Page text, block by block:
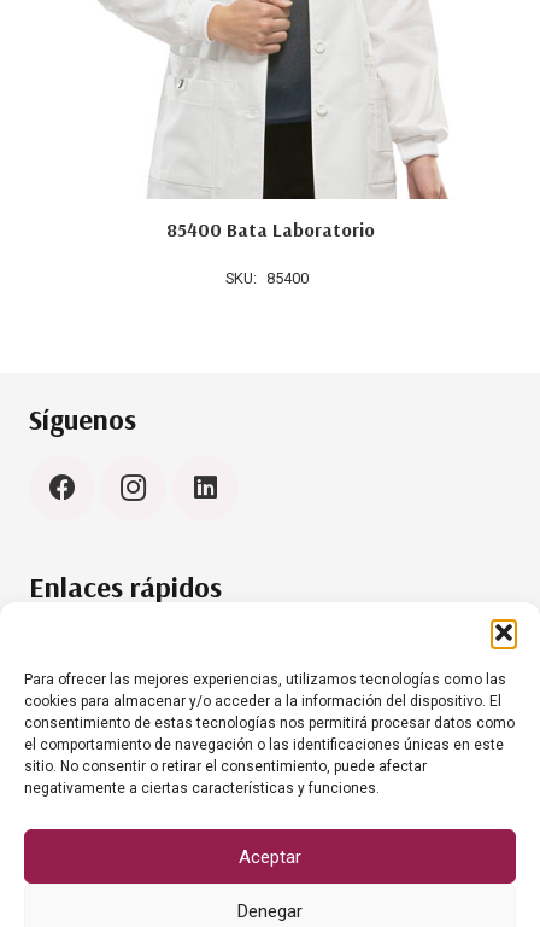
Para ofrecer las mejores experiencias, utilizamos tecnologías como las
cookies para almacenar y/o acceder a la información del dispositivo. El
consentimiento de estas tecnologías nos permitirá procesar datos como
el comportamiento de navegación o las identificaciones únicas en este
sitio. No consentir o retirar el consentimiento, puede afectar
negativamente a ciertas características y funciones.
Aceptar
Denegar
85400 Bata Laboratorio
SKU: 85400
Síguenos
Enlaces rápidos
Aviso Legal
Contacto
info@grumesacanariashoreca.com